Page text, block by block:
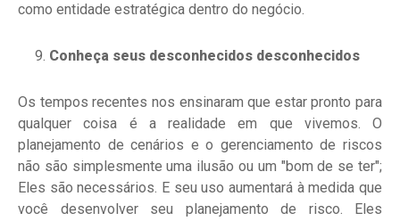
como entidade estratégica dentro do negócio.
Conheça seus desconhecidos desconhecidos
Os tempos recentes nos ensinaram que estar pronto para
qualquer coisa é a realidade em que vivemos. O
planejamento de cenários e o gerenciamento de riscos
não são simplesmente uma ilusão ou um "bom de se ter";
Eles são necessários. E seu uso aumentará à medida que
você desenvolver seu planejamento de risco. Eles